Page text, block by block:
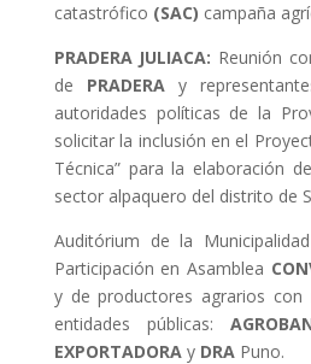
catastrófico (SAC) campaña
PRADERA JULIACA: Reunión
de PRADERA y
autoridades políticas de la
solicitar la inclusión en el
Técnica” para la elaboración
sector alpaquero del distrito de
Auditórium de la
Participación en Asamblea
y de productores agrarios con
entidades públicas:
EXPORTADORAyDRAPuno.